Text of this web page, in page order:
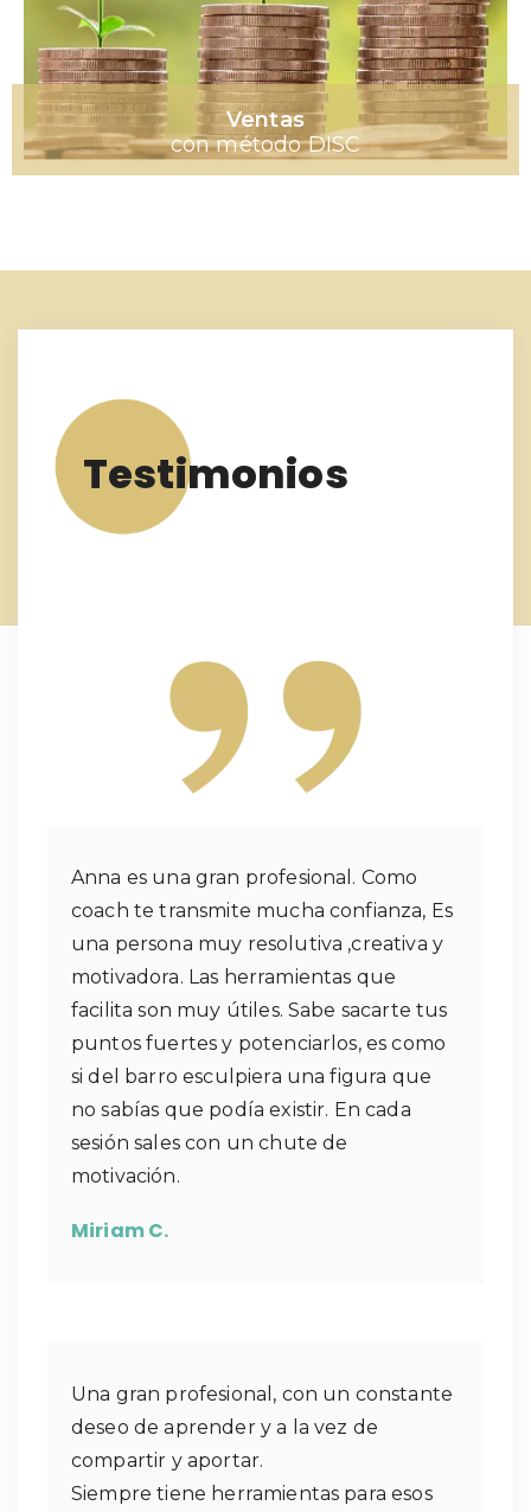
Ventas
con método DISC
Testimonios
Anna es una gran profesional. Como
coach te transmite mucha confianza, Es
una persona muy resolutiva ,creativa y
motivadora. Las herramientas que
facilita son muy útiles. Sabe sacarte tus
puntos fuertes y potenciarlos, es como
si del barro esculpiera una figura que
no sabías que podía existir. En cada
sesión sales con un chute de
motivación.
Miriam C.
Una gran profesional, con un constante
deseo de aprender y a la vez de
compartir y aportar.
Siempre tiene herramientas para esos